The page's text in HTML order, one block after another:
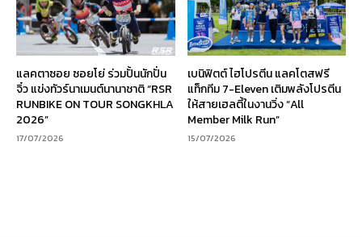
แลคตาซอย ซอยโย่ ร่วมปั้นนักปั่น
จิ๋ว แข่งทัวร์นาเมนต์นานาชาติ “RSR
RUNBIKE ON TOUR SONGKHLA
2026”
17/07/2026
เบนิฟิตต์ ไฮโปรตีน แลคโตสฟรี
แท็กทีม 7-Eleven เติมพลังโปรตีน
ให้สายเฮลตี้ในงานวิ่ง “All
Member Milk Run”
15/07/2026